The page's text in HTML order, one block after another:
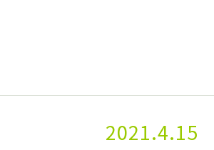
2021.4.15